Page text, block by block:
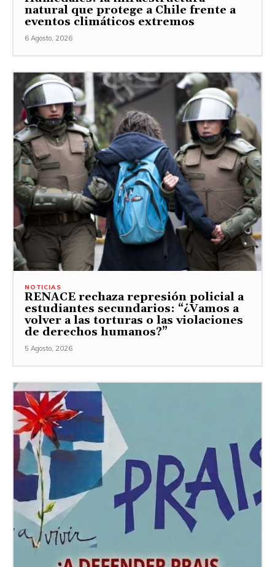
natural que protege a Chile frente a
eventos climáticos extremos
6 Agosto, 2026
NOTICIAS
RENACE rechaza represión policial a
estudiantes secundarios: “¿Vamos a
volver a las torturas o las violaciones
de derechos humanos?”
5 Agosto, 2026